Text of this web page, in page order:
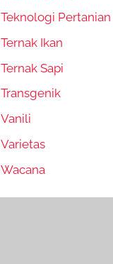
Teknologi Pertanian
Ternak Ikan
Ternak Sapi
Transgenik
Vanili
Varietas
Wacana